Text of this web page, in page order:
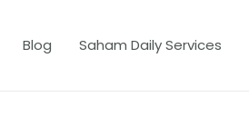
Blog Saham Daily Services